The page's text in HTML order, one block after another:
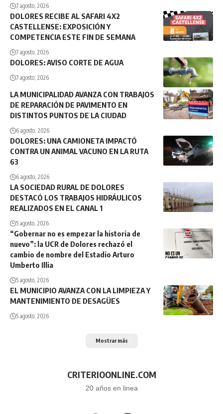
7 agosto, 2026
DOLORES RECIBE AL SAFARI 4X2
CASTELLENSE: EXPOSICIÓN Y
COMPETENCIA ESTE FIN DE SEMANA
7 agosto, 2026
DOLORES: AVISO CORTE DE AGUA
7 agosto, 2026
LA MUNICIPALIDAD AVANZA CON TRABAJOS
DE REPARACIÓN DE PAVIMENTO EN
DISTINTOS PUNTOS DE LA CIUDAD
6 agosto, 2026
DOLORES: UNA CAMIONETA IMPACTÓ
CONTRA UN ANIMAL VACUNO EN LA RUTA
63
6 agosto, 2026
LA SOCIEDAD RURAL DE DOLORES
DESTACÓ LOS TRABAJOS HIDRÁULICOS
REALIZADOS EN EL CANAL 1
5 agosto, 2026
“Gobernar no es empezar la historia de
nuevo”: la UCR de Dolores rechazó el
cambio de nombre del Estadio Arturo
Umberto Illia
5 agosto, 2026
EL MUNICIPIO AVANZA CON LA LIMPIEZA Y
MANTENIMIENTO DE DESAGÜES
5 agosto, 2026
Mostrar más
CRITERIOONLINE.COM
20 años en linea